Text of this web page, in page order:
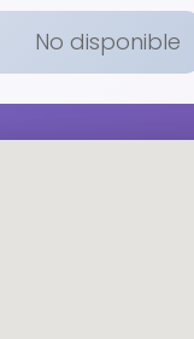
No disponible